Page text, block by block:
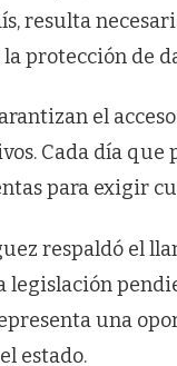
resulta
protección de
el
Cada día
para exigir
respaldó el
legislación
una
estado.